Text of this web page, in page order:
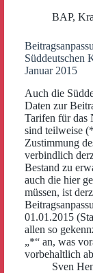
BAP,
Süddeutschen
Januar 2015
Auch die
Daten zur
Tarifen für das
sind teilweise
Zustimmung
verbindlich
Bestand zu
auch die hier
müssen, ist
01.01.2015
allen so
„*“ an, was
vorbehaltlich
Sven